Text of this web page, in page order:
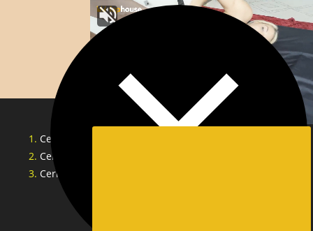
Cerita Sex Tante Indonesia
Cerita Lucah Singapore
Cerita Lucah Indonesia